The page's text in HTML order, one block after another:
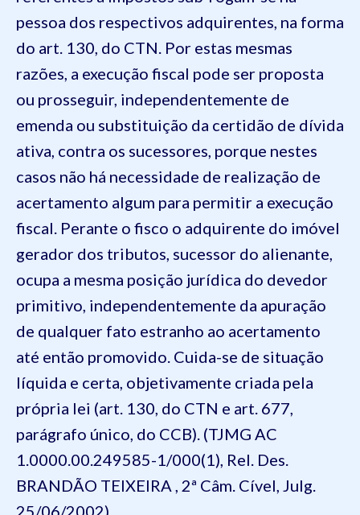
pessoa dos respectivos adquirentes, na forma
do art. 130, do CTN. Por estas mesmas
razões, a execução fiscal pode ser proposta
ou prosseguir, independentemente de
emenda ou substituição da certidão de dívida
ativa, contra os sucessores, porque nestes
casos não há necessidade de realização de
acertamento algum para permitir a execução
fiscal. Perante o fisco o adquirente do imóvel
gerador dos tributos, sucessor do alienante,
ocupa a mesma posição jurídica do devedor
primitivo, independentemente da apuração
de qualquer fato estranho ao acertamento
até então promovido. Cuida-se de situação
líquida e certa, objetivamente criada pela
própria lei (art. 130, do CTN e art. 677,
parágrafo único, do CCB). (TJMG AC
1.0000.00.249585-1/000(1), Rel. Des.
BRANDÃO TEIXEIRA , 2ª Câm. Cível, Julg.
25/06/2002)